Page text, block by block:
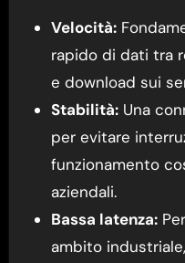
Velocità:
rapido di dati tra
e download sui
Stabilità:Una
per evitare
funzionamento
aziendali.
Bassa latenza:
ambito